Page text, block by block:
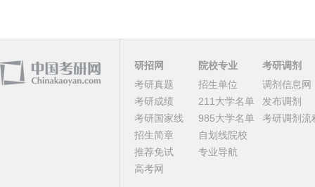
研招网
考研真题
考研成绩
考研国家线
招生简章
推荐免试
高考网
院校专业
招生单位
211大学名单
985大学名单
自划线院校
专业导航
考研调剂
调剂信息网
发布调剂
考研调剂流